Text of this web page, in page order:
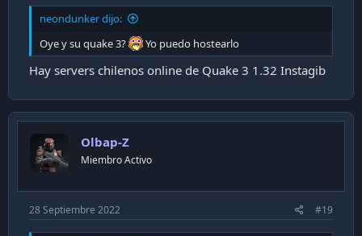
neondunker dijo:
Oye y su quake 3?
Yo puedo hostearlo
Hay servers chilenos online de Quake 3 1.32 Instagib
Olbap-Z
Miembro Activo
28 Septiembre 2022 #19